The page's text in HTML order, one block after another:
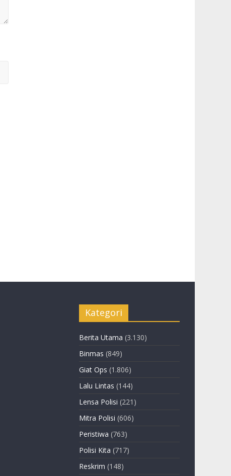
Kategori
Berita Utama (3.130)
Binmas (849)
Giat Ops (1.806)
Lalu Lintas (144)
Lensa Polisi (221)
Mitra Polisi (606)
Peristiwa (763)
Polisi Kita (717)
Reskrim (148)